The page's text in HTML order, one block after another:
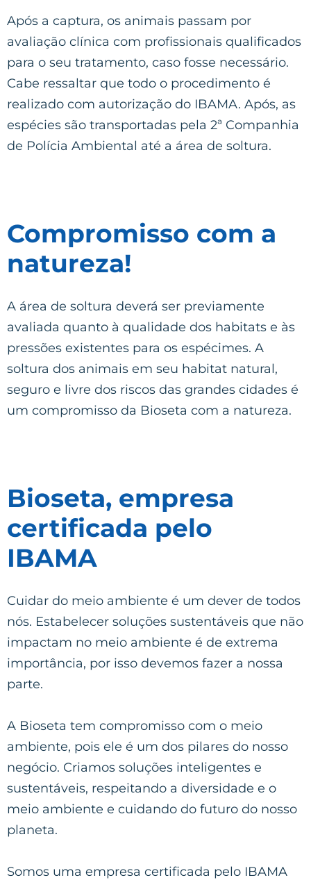
Após a captura, os animais passam por
avaliação clínica com profissionais qualificados
para o seu tratamento, caso fosse necessário.
Cabe ressaltar que todo o procedimento é
realizado com autorização do IBAMA. Após, as
espécies são transportadas pela 2ª Companhia
de Polícia Ambiental até a área de soltura.
Compromisso com a
natureza!
A área de soltura deverá ser previamente
avaliada quanto à qualidade dos habitats e às
pressões existentes para os espécimes. A
soltura dos animais em seu habitat natural,
seguro e livre dos riscos das grandes cidades é
um compromisso da Bioseta com a natureza.
Bioseta, empresa
certificada pelo
IBAMA
Cuidar do meio ambiente é um dever de todos
nós. Estabelecer soluções sustentáveis que não
impactam no meio ambiente é de extrema
importância, por isso devemos fazer a nossa
parte.
A Bioseta tem compromisso com o meio
ambiente, pois ele é um dos pilares do nosso
negócio. Criamos soluções inteligentes e
sustentáveis, respeitando a diversidade e o
meio ambiente e cuidando do futuro do nosso
planeta.
Somos uma empresa certificada pelo IBAMA